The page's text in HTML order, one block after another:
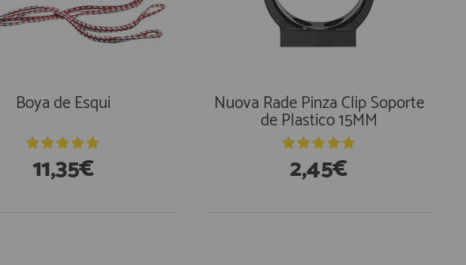
Boya de Esqui
11,35€
Nuova Rade Pinza Clip Soporte
de Plastico 15MM
2,45€